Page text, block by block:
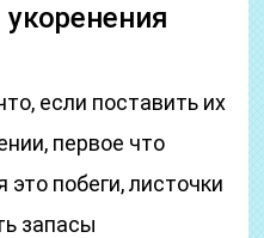
если поставить их
первое что
побеги, листочки
запасы